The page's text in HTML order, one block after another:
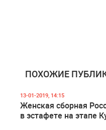
ПОХОЖИЕ
13-01-2019, 14:15
Женская сборная
в эстафете на этапе